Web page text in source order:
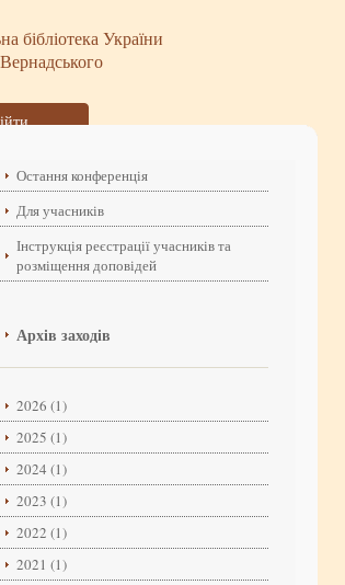
бібліотека України
Остання конференція
Для учасників
Інструкція реєстрації учасників та
розміщення доповідей
Архів заходів
2026 (1)
2025 (1)
2024 (1)
2023 (1)
2022 (1)
2021 (1)